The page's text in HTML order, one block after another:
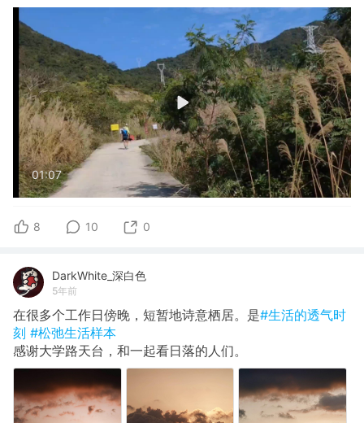
01:07
8 10 0
DarkWhite_深白色
5年前
在很多个工作日傍晚，短暂地诗意栖居。是#生活的透气时
刻 #松弛生活样本
感谢大学路天台，和一起看日落的人们。